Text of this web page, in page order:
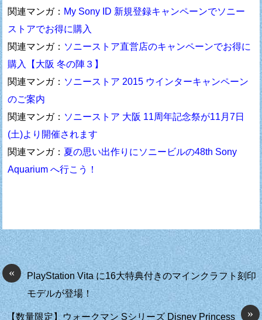
関連マンガ： My Sony ID 新規登録キャンペーンでソニー
ストアでお得に購入
関連マンガ： ソニーストア直営店のキャンペーンでお得に
購入【大阪 冬の陣３】
関連マンガ： ソニーストア 2015 ウインターキャンペーン
のご案内
関連マンガ： ソニーストア 大阪 11周年記念祭が11月7日
(土)より開催されます
関連マンガ： 夏の思い出作りにソニービルの48th Sony
Aquarium へ行こう！
«
PlayStation Vita に16大特典付きのマインクラフト刻印
モデルが登場！
»
【数量限定】ウォークマン Sシリーズ Disney Princess